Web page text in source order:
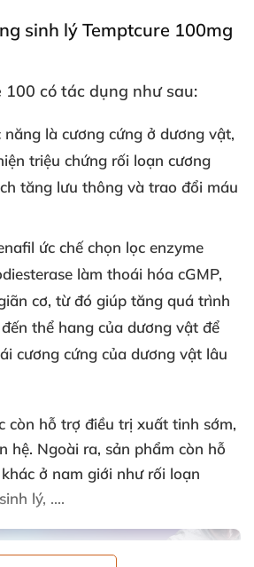
sinh lý Temptcure 100mg
100 có tác dụng như sau:
năng là cương cứng ở dương vật,
triệu chứng rối loạn cương
tăng lưu thông và trao đổi máu
ức chế chọn lọc enzyme
làm thoái hóa cGMP,
cơ, từ đó giúp tăng quá trình
thể hang của dương vật để
cương cứng của dương vật lâu
còn hỗ trợ điều trị xuất tinh sớm,
hệ. Ngoài ra, sản phẩm còn hỗ
ở nam giới như rối loạn
lý, ....